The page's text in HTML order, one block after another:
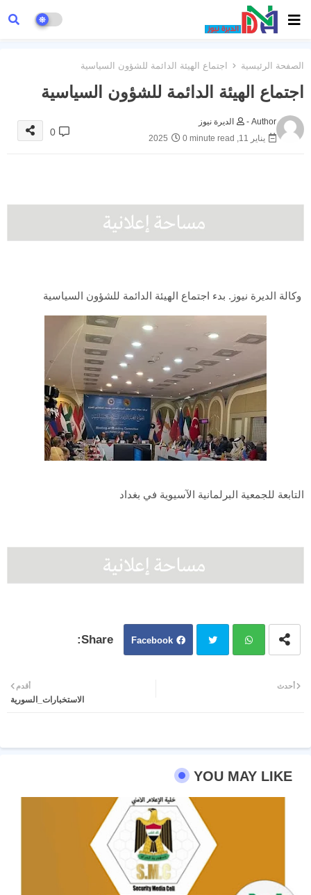
الصفحة الرئيسية اجتماع الهيئة الدائمة للشؤون السياسية
اجتماع الهيئة الدائمة للشؤون السياسية
Author -
الديرة نيوز
يناير 11, 2025
0 minute read
0
وكالة الديرة نيوز. بدء اجتماع الهيئة الدائمة للشؤون السياسية
التابعة للجمعية البرلمانية الآسيوية في بغداد
Facebook
أحدث أقدم
الاستخبارات_السورية
YOU MAY LIKE